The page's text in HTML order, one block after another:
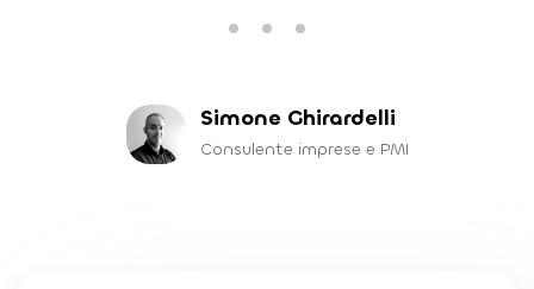
Simone Ghirardelli
Consulente imprese e PMI